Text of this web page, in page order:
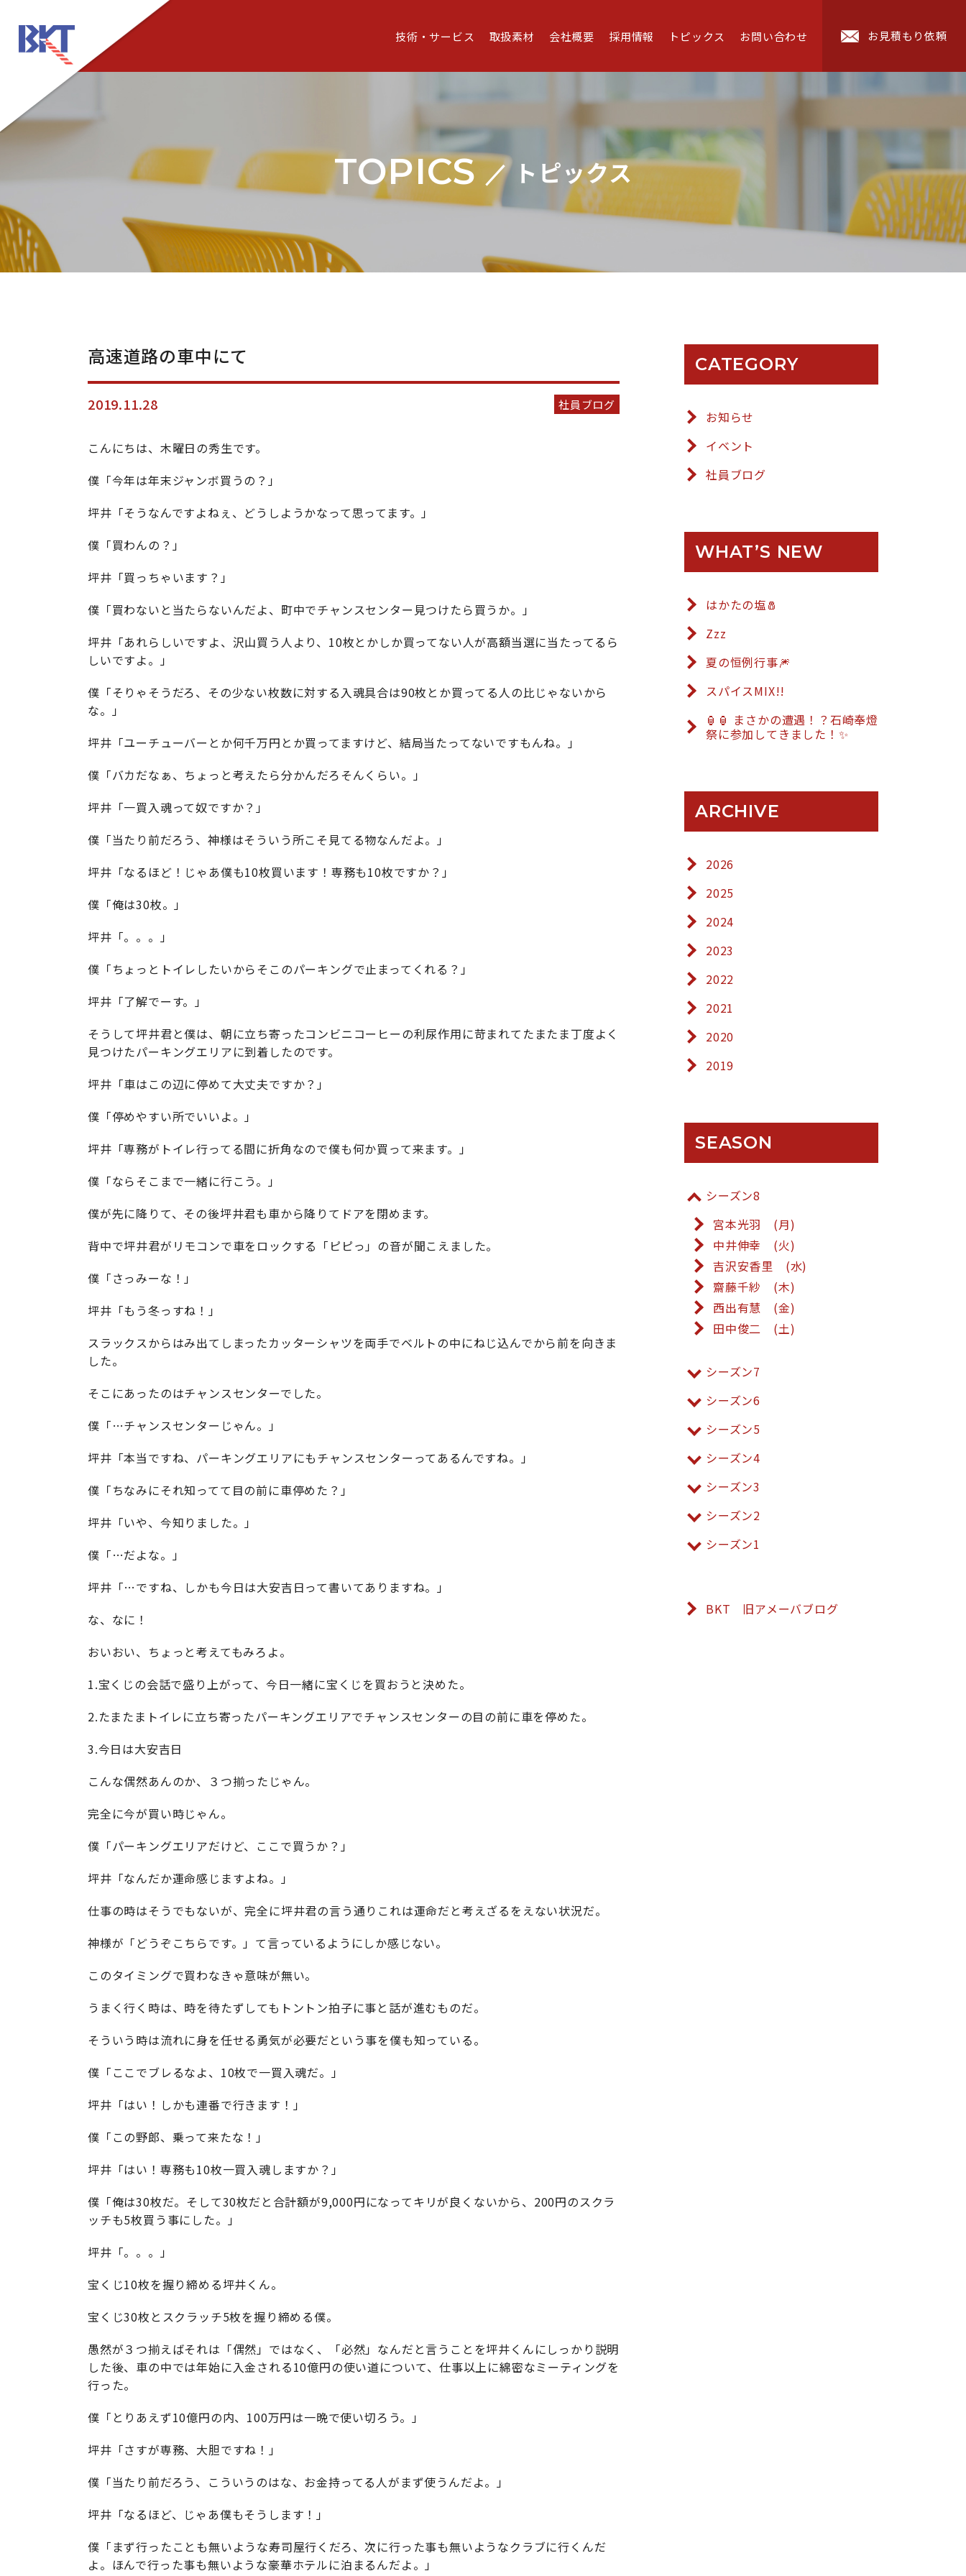
技術・サービス 取扱素材 会社概要 採用情報 トピックス お問い合わせ お見積もり依頼
TOPICS トピックス
高速道路の車中にて
2019.11.28 社員ブログ
こんにちは、木曜日の秀生です。
僕「今年は年末ジャンボ買うの？」
坪井「そうなんですよねぇ、どうしようかなって思ってます。」
僕「買わんの？」
坪井「買っちゃいます？」
僕「買わないと当たらないんだよ、町中でチャンスセンター見つけたら買うか。」
坪井「あれらしいですよ、沢山買う人より、10枚とかしか買ってない人が高額当選に当たってるら
しいですよ。」
僕「そりゃそうだろ、その少ない枚数に対する入魂具合は90枚とか買ってる人の比じゃないから
な。」
坪井「ユーチューバーとか何千万円とか買ってますけど、結局当たってないですもんね。」
僕「バカだなぁ、ちょっと考えたら分かんだろそんくらい。」
坪井「一買入魂って奴ですか？」
僕「当たり前だろう、神様はそういう所こそ見てる物なんだよ。」
坪井「なるほど！じゃあ僕も10枚買います！専務も10枚ですか？」
僕「俺は30枚。」
坪井「。。。」
僕「ちょっとトイレしたいからそこのパーキングで止まってくれる？」
坪井「了解でーす。」
そうして坪井君と僕は、朝に立ち寄ったコンビニコーヒーの利尿作用に苛まれてたまたま丁度よく
見つけたパーキングエリアに到着したのです。
坪井「車はこの辺に停めて大丈夫ですか？」
僕「停めやすい所でいいよ。」
坪井「専務がトイレ行ってる間に折角なので僕も何か買って来ます。」
僕「ならそこまで一緒に行こう。」
僕が先に降りて、その後坪井君も車から降りてドアを閉めます。
背中で坪井君がリモコンで車をロックする「ピピっ」の音が聞こえました。
僕「さっみーな！」
坪井「もう冬っすね！」
スラックスからはみ出てしまったカッターシャツを両手でベルトの中にねじ込んでから前を向きま
した。
そこにあったのはチャンスセンターでした。
僕「…チャンスセンターじゃん。」
坪井「本当ですね、パーキングエリアにもチャンスセンターってあるんですね。」
僕「ちなみにそれ知ってて目の前に車停めた？」
坪井「いや、今知りました。」
僕「…だよな。」
坪井「…ですね、しかも今日は大安吉日って書いてありますね。」
な、なに！
おいおい、ちょっと考えてもみろよ。
1.宝くじの会話で盛り上がって、今日一緒に宝くじを買おうと決めた。
2.たまたまトイレに立ち寄ったパーキングエリアでチャンスセンターの目の前に車を停めた。
3.今日は大安吉日
こんな偶然あんのか、３つ揃ったじゃん。
完全に今が買い時じゃん。
僕「パーキングエリアだけど、ここで買うか？」
坪井「なんだか運命感じますよね。」
仕事の時はそうでもないが、完全に坪井君の言う通りこれは運命だと考えざるをえない状況だ。
神様が「どうぞこちらです。」て言っているようにしか感じない。
このタイミングで買わなきゃ意味が無い。
うまく行く時は、時を待たずしてもトントン拍子に事と話が進むものだ。
そういう時は流れに身を任せる勇気が必要だという事を僕も知っている。
僕「ここでブレるなよ、10枚で一買入魂だ。」
坪井「はい！しかも連番で行きます！」
僕「この野郎、乗って来たな！」
坪井「はい！専務も10枚一買入魂しますか？」
僕「俺は30枚だ。そして30枚だと合計額が9,000円になってキリが良くないから、200円のスクラ
ッチも5枚買う事にした。」
坪井「。。。」
宝くじ10枚を握り締める坪井くん。
宝くじ30枚とスクラッチ5枚を握り締める僕。
愚然が３つ揃えばそれは「偶然」ではなく、「必然」なんだと言うことを坪井くんにしっかり説明
した後、車の中では年始に入金される10億円の使い道について、仕事以上に綿密なミーティングを
行った。
僕「とりあえず10億円の内、100万円は一晩で使い切ろう。」
坪井「さすが専務、大胆ですね！」
僕「当たり前だろう、こういうのはな、お金持ってる人がまず使うんだよ。」
坪井「なるほど、じゃあ僕もそうします！」
僕「まず行ったことも無いような寿司屋行くだろ、次に行った事も無いようなクラブに行くんだ
よ。ほんで行った事も無いような豪華ホテルに泊まるんだよ。」
CATEGORY
お知らせ
イベント
社員ブログ
WHAT’S NEW
はかたの塩🧂
Zzz
夏の恒例行事🎆
スパイスMIX!!
🏮🏮 まさかの遭遇！？石崎奉燈
祭に参加してきました！✨
ARCHIVE
2026
2025
2024
2023
2022
2021
2020
2019
SEASON
シーズン8
宮本光羽 (月)
中井伸幸 (火)
吉沢安香里 (水)
齋藤千紗 (木)
西出有慧 (金)
田中俊二 (土)
シーズン7
シーズン6
シーズン5
シーズン4
シーズン3
シーズン2
シーズン1
BKT 旧アメーバブログ